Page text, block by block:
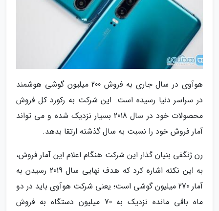
هوآوی در سال جاری به فروش 200 میلیون گوشی هوشمند
در سراسر دنیا رسیده است. این شرکت به رکورد کل فروش
محصولات خود در سال 2018 بسیار نزدیک شده و می تواند
آمار فروش خود را نسبت به سال گذشته ارتقا بدهد.
رن ژنگفی بنیان گذار این شرکت هنگام اعلام این آمار فروش،
به این نکته اشاره کرد که هدف نهایی سال 2019 رسیدن به
آمار 270 میلیون گوشی است؛ یعنی شرکت هوآوی باید در دو
ماه باقی مانده نزدیک به 70 میلیون دستگاه به فروش